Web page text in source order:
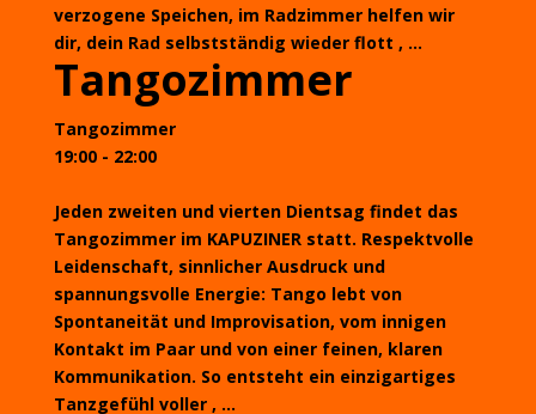
verzogene Speichen, im Radzimmer helfen wir
dir, dein Rad selbstständig wieder flott , ...
Tangozimmer
Tangozimmer
19:00 - 22:00
Jeden zweiten und vierten Dientsag findet das
Tangozimmer im KAPUZINER statt. Respektvolle
Leidenschaft, sinnlicher Ausdruck und
spannungsvolle Energie: Tango lebt von
Spontaneität und Improvisation, vom innigen
Kontakt im Paar und von einer feinen, klaren
Kommunikation. So entsteht ein einzigartiges
Tanzgefühl voller , ...